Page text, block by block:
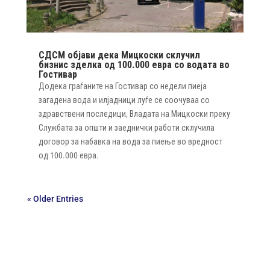
СДСМ објави дека Мицкоски склучил
бизнис зделка од 100.000 евра со водата во
Гостивар
Додека граѓаните на Гостивар со недели пиеја
загадена вода и илјадници луѓе се соочуваа со
здравствени последици, Владата на Мицкоски преку
Службата за општи и заеднички работи склучила
договор за набавка на вода за пиење во вредност
од 100.000 евра.
« Older Entries